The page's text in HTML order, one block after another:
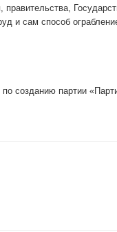
и сам способ
созданию партии